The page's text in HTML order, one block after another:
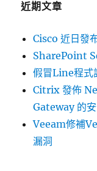
近期文章
Cisco 近日發
SharePoint
假冒Line程式
Citrix 發佈
Gateway 的
Veeam修補
漏洞